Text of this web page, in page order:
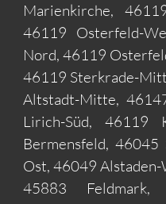
Marienkirche,
46119 Osterfeld-
Nord, 46119
46119 Sterkrade-
Altstadt-Mitte,
Lirich-Süd, 46119
Bermensfeld,
Ost, 46049
45883